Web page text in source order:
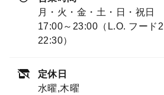
月・火・金・土・日・祝日
17:00～23:00（L.O. フード
22:30）
定休日
水曜,木曜